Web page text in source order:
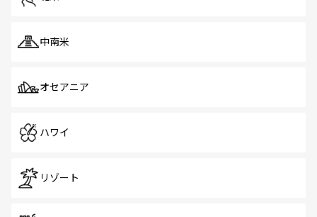
中南米
オセアニア
ハワイ
リゾート